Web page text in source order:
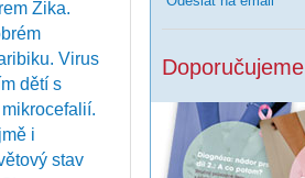
Zika.
Virus
dětí s
i
stav
Doporučujeme